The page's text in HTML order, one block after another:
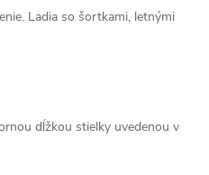
Ladia so šortkami, letnými
dĺžkou stielky uvedenou v